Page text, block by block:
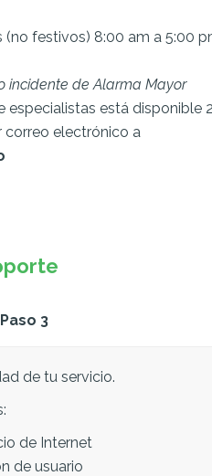
(no festivos) 8:00 am a 5:00
incidente de Alarma Mayor
especialistas está disponible
correo electrónico a
Paso 3
de tu servicio.
de Internet
de usuario